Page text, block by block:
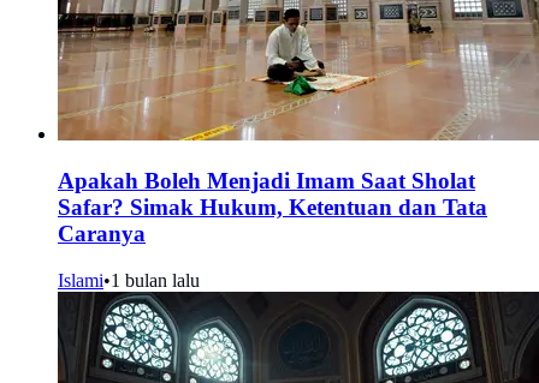
Apakah Boleh Menjadi Imam Saat Sholat
Safar? Simak Hukum, Ketentuan dan Tata
Caranya
Islami•1 bulan lalu